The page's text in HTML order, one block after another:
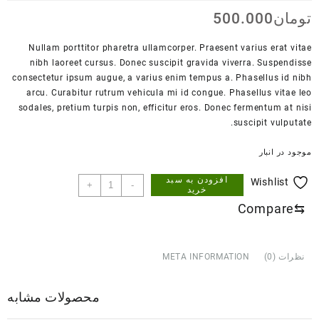
تومان500.000
Nullam porttitor pharetra ullamcorper. Praesent varius erat vitae
nibh laoreet cursus. Donec suscipit gravida viverra. Suspendisse
consectetur ipsum augue, a varius enim tempus a. Phasellus id nibh
arcu. Curabitur rutrum vehicula mi id congue. Phasellus vitae leo
sodales, pretium turpis non, efficitur eros. Donec fermentum at nisi
suscipit vulputate.
موجود در انبار
-
باعچه
عدد
+
افزودن به سبد
خرید
Wishlist
⇆
Compare
نظرات (0) META INFORMATION
محصولات مشابه